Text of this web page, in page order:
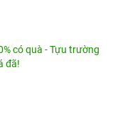
có quà - Tựu trường
đã!